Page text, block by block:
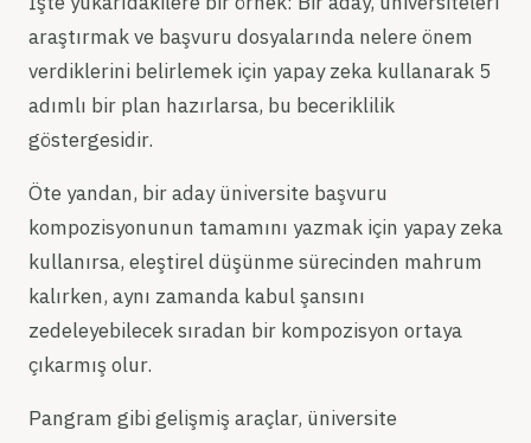
araştırmak ve başvuru dosyalarında nelere önem
verdiklerini belirlemek için yapay zeka kullanarak 5
adımlı bir plan hazırlarsa, bu beceriklilik
göstergesidir.
Öte yandan, bir aday üniversite başvuru
kompozisyonunun tamamını yazmak için yapay zeka
kullanırsa, eleştirel düşünme sürecinden mahrum
kalırken, aynı zamanda kabul şansını
zedeleyebilecek sıradan bir kompozisyon ortaya
çıkarmış olur.
Pangram gibi gelişmiş araçlar, üniversite